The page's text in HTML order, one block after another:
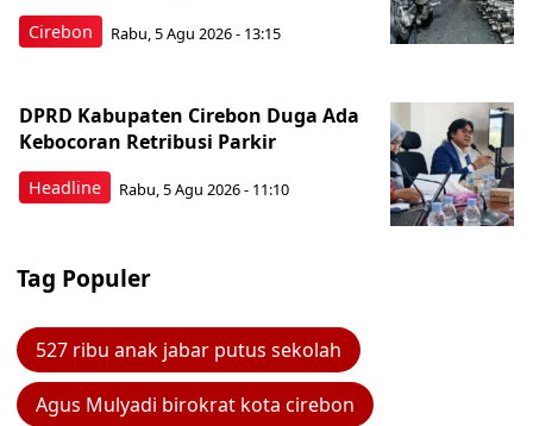
Cirebon Rabu, 5 Agu 2026 - 13:15
Headline
DPRD Kabupaten Cirebon Duga Ada
Kebocoran Retribusi Parkir
Rabu, 5 Agu 2026 - 11:10
Tag Populer
527 ribu anak jabar putus sekolah
Agus Mulyadi birokrat kota cirebon